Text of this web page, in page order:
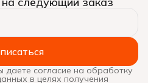
даете согласие на обработку
в целях получения